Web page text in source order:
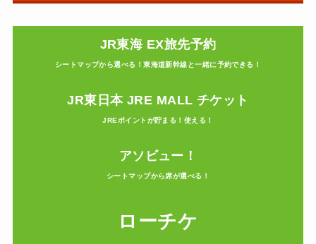
JR東海 EX旅先予約
シートマップから選べる！東海道新幹線と一緒に予約できる！
JR東日本 JRE MALL チケット
JREポイントが貯まる！使える！
アソビュー！
シートマップから席が選べる！
ローチケ